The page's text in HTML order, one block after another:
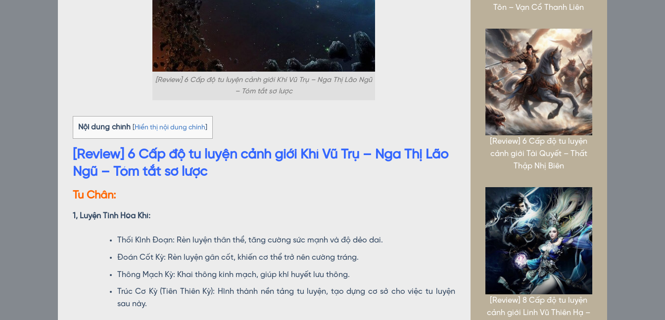
[Review] 6 Cấp độ tu luyện cảnh giới Khí Vũ Trụ – Nga Thị Lão Ngũ
– Tóm tắt sơ lược
Nội dung chính [ Hiển thị nội dung chính]
[Review] 6 Cấp độ tu luyện cảnh giới Khí Vũ Trụ – Nga Thị Lão
Ngũ – Tóm tắt sơ lược
Tu Chân:
1, Luyện Tinh Hóa Khí:
Thối Kình Đoạn: Rèn luyện thân thể, tăng cường sức mạnh và độ dẻo dai.
Đoán Cốt Kỳ: Rèn luyện gân cốt, khiến cơ thể trở nên cường tráng.
Thông Mạch Kỳ: Khai thông kinh mạch, giúp khí huyết lưu thông.
Trúc Cơ Kỳ (Tiên Thiên Kỳ): Hình thành nền tảng tu luyện, tạo dựng cơ sở cho việc tu luyện
sau này.
Tôn – Vạn Cổ Thanh Liên
[Review] 6 Cấp độ tu luyện
cảnh giới Tài Quyết – Thất
Thập Nhị Biên
[Review] 8 Cấp độ tu luyện
cảnh giới Linh Vũ Thiên Hạ –